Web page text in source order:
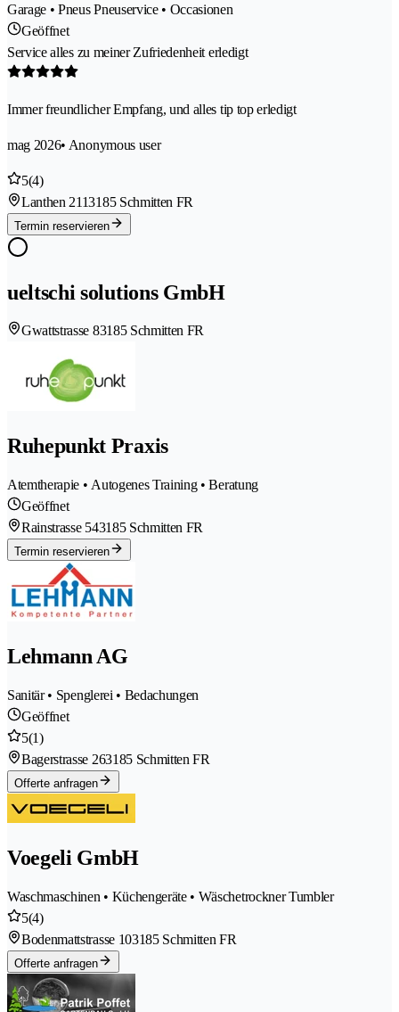
Garage • Pneus Pneuservice • Occasionen
Geöffnet
Service alles zu meiner Zufriedenheit erledigt
Immer freundlicher Empfang, und alles tip top erledigt
mag 2026• Anonymous user
5(4)
Lanthen 2113185 Schmitten FR
Termin reservieren
ueltschi solutions GmbH
Gwattstrasse 83185 Schmitten FR
Ruhepunkt Praxis
Atemtherapie • Autogenes Training • Beratung
Geöffnet
Rainstrasse 543185 Schmitten FR
Termin reservieren
Lehmann AG
Sanitär • Spenglerei • Bedachungen
Geöffnet
5(1)
Bagerstrasse 263185 Schmitten FR
Offerte anfragen
Voegeli GmbH
Waschmaschinen • Küchengeräte • Wäschetrockner Tumbler
5(4)
Bodenmattstrasse 103185 Schmitten FR
Offerte anfragen